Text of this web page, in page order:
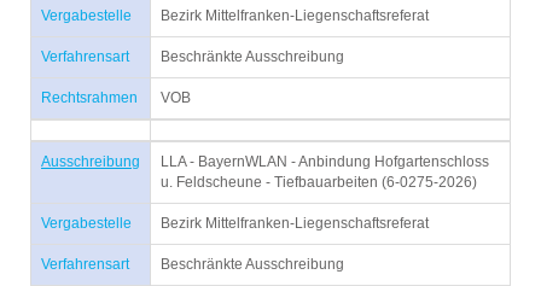
Vergabestelle Bezirk Mittelfranken-Liegenschaftsreferat
Verfahrensart Beschränkte Ausschreibung
Rechtsrahmen VOB
Ausschreibung
LLA - BayernWLAN - Anbindung Hofgartenschloss
u. Feldscheune - Tiefbauarbeiten (6-0275-2026)
Vergabestelle Bezirk Mittelfranken-Liegenschaftsreferat
Verfahrensart Beschränkte Ausschreibung